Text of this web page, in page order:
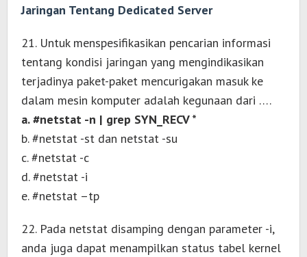
Jaringan Tentang Dedicated Server
21. Untuk menspesifikasikan pencarian informasi
tentang kondisi jaringan yang mengindikasikan
terjadinya paket-paket mencurigakan masuk ke
dalam mesin komputer adalah kegunaan dari ….
a. #netstat -n | grep SYN_RECV *
b. #netstat -st dan netstat -su
c. #netstat -c
d. #netstat -i
e. #netstat –tp
22. Pada netstat disamping dengan parameter -i,
anda juga dapat menampilkan status tabel kernel